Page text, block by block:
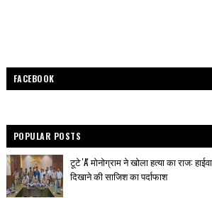
FACEBOOK
POPULAR POSTS
टूटे 'A' मोनोग्राम ने खोला हत्या का राज:
दिखाने की साजिश का पर्दाफाश